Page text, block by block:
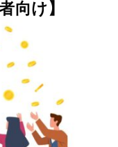
向け】